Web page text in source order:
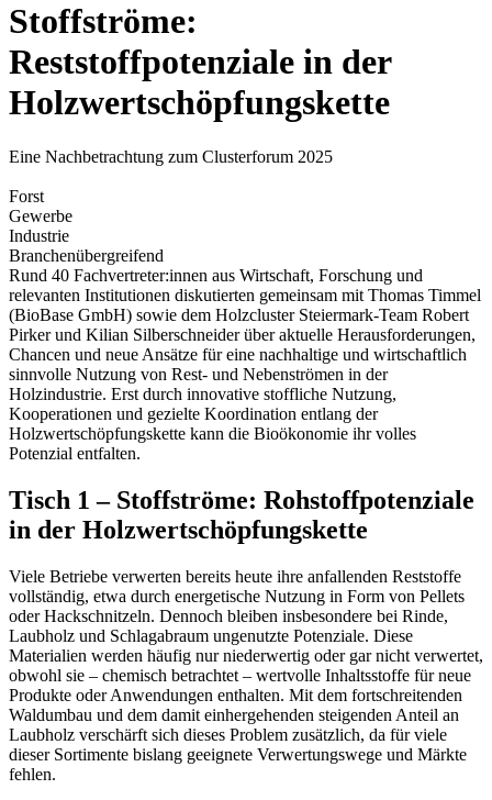
Stoffströme:
Reststoffpotenziale in der
Holzwertschöpfungskette
Eine Nachbetrachtung zum Clusterforum 2025
Forst
Gewerbe
Industrie
Branchenübergreifend
Rund 40 Fachvertreter:innen aus Wirtschaft, Forschung und
relevanten Institutionen diskutierten gemeinsam mit Thomas Timmel
(BioBase GmbH) sowie dem Holzcluster Steiermark-Team Robert
Pirker und Kilian Silberschneider über aktuelle Herausforderungen,
Chancen und neue Ansätze für eine nachhaltige und wirtschaftlich
sinnvolle Nutzung von Rest- und Nebenströmen in der
Holzindustrie. Erst durch innovative stoffliche Nutzung,
Kooperationen und gezielte Koordination entlang der
Holzwertschöpfungskette kann die Bioökonomie ihr volles
Potenzial entfalten.
Tisch 1 – Stoffströme: Rohstoffpotenziale
in der Holzwertschöpfungskette
Viele Betriebe verwerten bereits heute ihre anfallenden Reststoffe
vollständig, etwa durch energetische Nutzung in Form von Pellets
oder Hackschnitzeln. Dennoch bleiben insbesondere bei Rinde,
Laubholz und Schlagabraum ungenutzte Potenziale. Diese
Materialien werden häufig nur niederwertig oder gar nicht verwertet,
obwohl sie – chemisch betrachtet – wertvolle Inhaltsstoffe für neue
Produkte oder Anwendungen enthalten. Mit dem fortschreitenden
Waldumbau und dem damit einhergehenden steigenden Anteil an
Laubholz verschärft sich dieses Problem zusätzlich, da für viele
dieser Sortimente bislang geeignete Verwertungswege und Märkte
fehlen.